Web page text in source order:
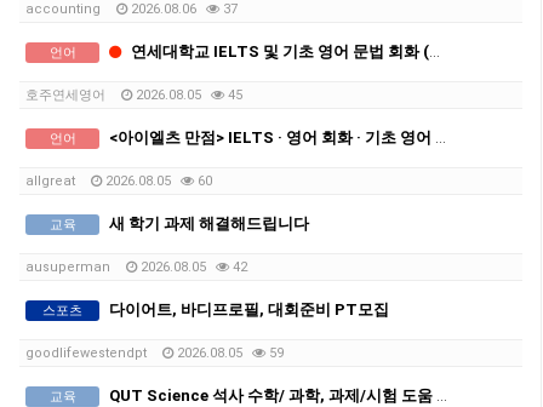
accounting 2026.08.06 37
언어 연세대학교 IELTS 및 기초 영어 문법 회화 (아이엘츠)
호주연세영어 2026.08.05 45
언어 <아이엘츠 만점> IELTS · 영어 회화 · 기초 영어 · 비즈니스 영어 전문 과외
allgreat 2026.08.05 60
교육 새 학기 과제 해결해드립니다
ausuperman 2026.08.05 42
스포츠 다이어트, 바디프로필, 대회준비 PT모집
goodlifewestendpt 2026.08.05 59
교육 QUT Science 석사 수학/ 과학, 과제/시험 도움 (Bio,Physics,Chem,Organic Chemistry)